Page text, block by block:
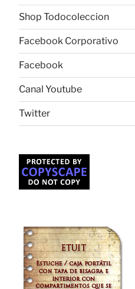
Shop Todocoleccion
Facebook Corporativo
Facebook
Canal Youtube
Twitter